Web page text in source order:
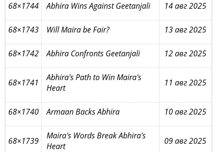
68×1744 Abhira Wins Against Geetanjali 14 авг 2025
68×1743 Will Maira be Fair? 13 авг 2025
68×1742 Abhira Confronts Geetanjali 12 авг 2025
68×1741
Abhira's Path to Win Maira's
Heart
11 авг 2025
68×1740 Armaan Backs Abhira 10 авг 2025
68×1739
Maira's Words Break Abhira's
Heart
09 авг 2025